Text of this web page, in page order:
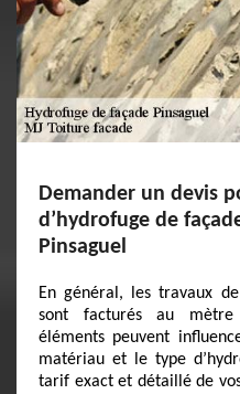
Demander un devis
d’hydrofuge de
Pinsaguel
En général, les travaux
sont facturés au mètre
éléments peuvent
matériau et le type
tarif exact et détaillé de